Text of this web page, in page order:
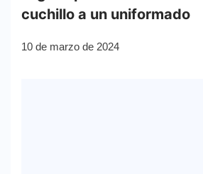
cuchillo a un uniformado
10 de marzo de 2024